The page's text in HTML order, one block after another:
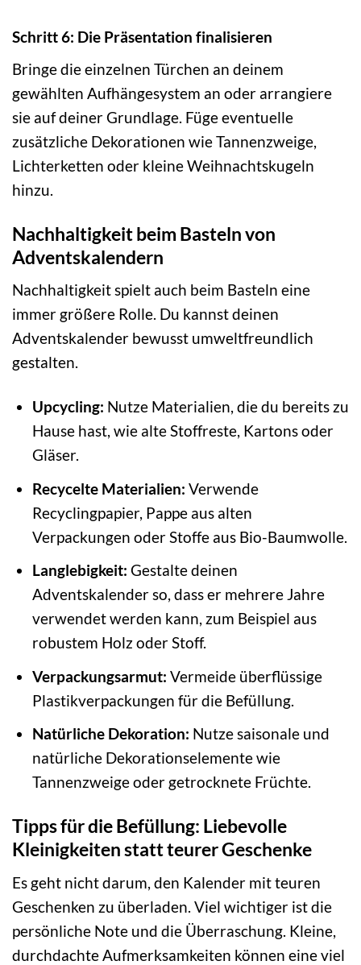
Schritt 6: Die Präsentation finalisieren
Bringe die einzelnen Türchen an deinem
gewählten Aufhängesystem an oder arrangiere
sie auf deiner Grundlage. Füge eventuelle
zusätzliche Dekorationen wie Tannenzweige,
Lichterketten oder kleine Weihnachtskugeln
hinzu.
Nachhaltigkeit beim Basteln von
Adventskalendern
Nachhaltigkeit spielt auch beim Basteln eine
immer größere Rolle. Du kannst deinen
Adventskalender bewusst umweltfreundlich
gestalten.
Upcycling: Nutze Materialien, die du bereits zu
Hause hast, wie alte Stoffreste, Kartons oder
Gläser.
Recycelte Materialien: Verwende
Recyclingpapier, Pappe aus alten
Verpackungen oder Stoffe aus Bio-Baumwolle.
Langlebigkeit: Gestalte deinen
Adventskalender so, dass er mehrere Jahre
verwendet werden kann, zum Beispiel aus
robustem Holz oder Stoff.
Verpackungsarmut: Vermeide überflüssige
Plastikverpackungen für die Befüllung.
Natürliche Dekoration: Nutze saisonale und
natürliche Dekorationselemente wie
Tannenzweige oder getrocknete Früchte.
Tipps für die Befüllung: Liebevolle
Kleinigkeiten statt teurer Geschenke
Es geht nicht darum, den Kalender mit teuren
Geschenken zu überladen. Viel wichtiger ist die
persönliche Note und die Überraschung. Kleine,
durchdachte Aufmerksamkeiten können eine viel